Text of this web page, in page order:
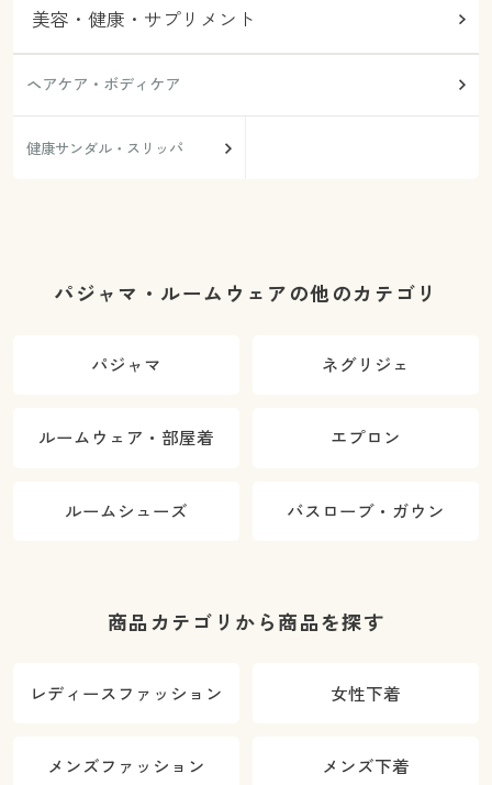
美容・健康・サプリメント
ヘアケア・ボディケア
健康サンダル・スリッパ
パジャマ・ルームウェアの他のカテゴリ
パジャマ ネグリジェ
ルームウェア・部屋着 エプロン
ルームシューズ バスローブ・ガウン
商品カテゴリから商品を探す
レディースファッション 女性下着
メンズファッション メンズ下着